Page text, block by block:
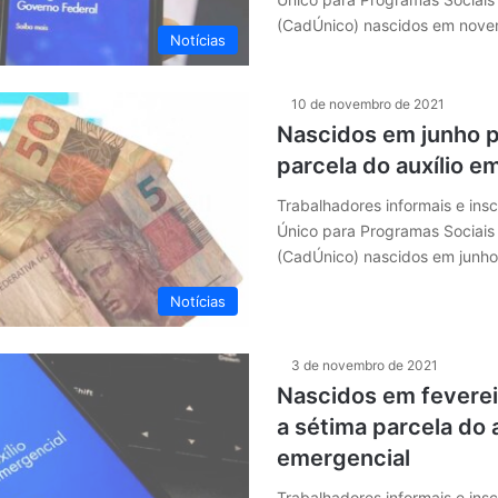
Notícias
(CadÚnico) nascidos em
Notícias
10 de novembro de 2021
Nascidos em junho
parcela do auxílio
Trabalhadores informais e
Único para Programas
(CadÚnico) nascidos em
3 de novembro de 2021
Nascidos em
a sétima parcela do
emergencial